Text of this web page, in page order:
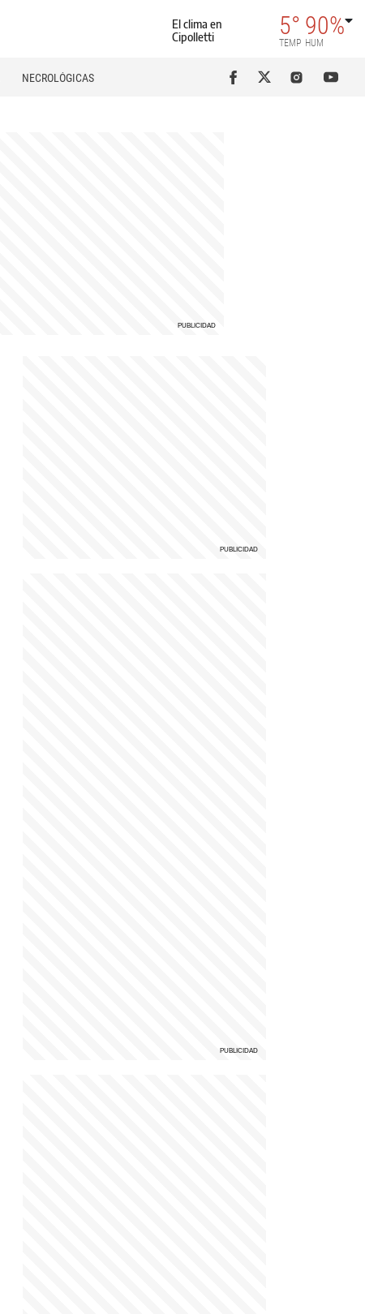
El clima en
Cipolletti
5°
TEMP
90%
HUM
NECROLÓGICAS